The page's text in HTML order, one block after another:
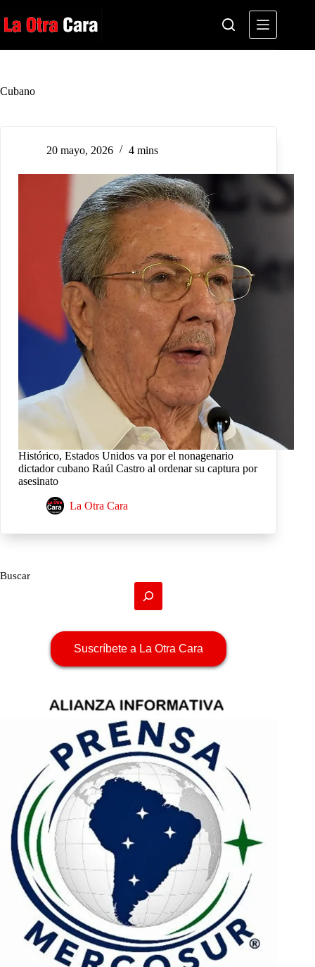
al
contenido
Cubano
20 mayo, 2026 4 mins
Histórico, Estados Unidos va por el nonagenario
dictador cubano Raúl Castro al ordenar su captura por
asesinato
La Otra Cara
Buscar
Suscríbete a La Otra Cara